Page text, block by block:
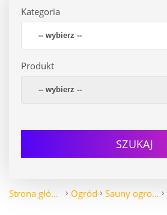
Kategoria
Produkt
SZUKAJ
Strona główna Ogród Sauny ogrodowe